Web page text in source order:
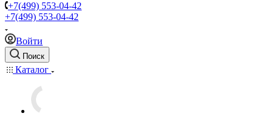
+7(499) 553-04-42
+7(499) 553-04-42
Войти
Поиск
Каталог